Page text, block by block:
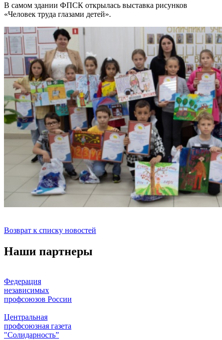
В самом здании ФПСК открылась выставка рисунков
«Человек труда глазами детей».
Возврат к списку новостей
Наши партнеры
Федерация
независимых
профсоюзов России
Центральная
профсоюзная газета
"Солидарность”